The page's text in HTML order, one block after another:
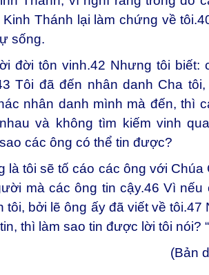
Thánh lại làm chứng về tôi.
sống.
đời tôn vinh.42 Nhưng tôi biết:
Tôi đã đến nhân danh Cha
nhân danh mình mà đến, thì
và không tìm kiếm vinh
các ông có thể tin được?
là tôi sẽ tố cáo các ông với Chúa
mà các ông tin cậy.46 Vì nếu
tôi, bởi lẽ ông ấy đã viết về tôi.47
thì làm sao tin được lời tôi nói? “
(Bản